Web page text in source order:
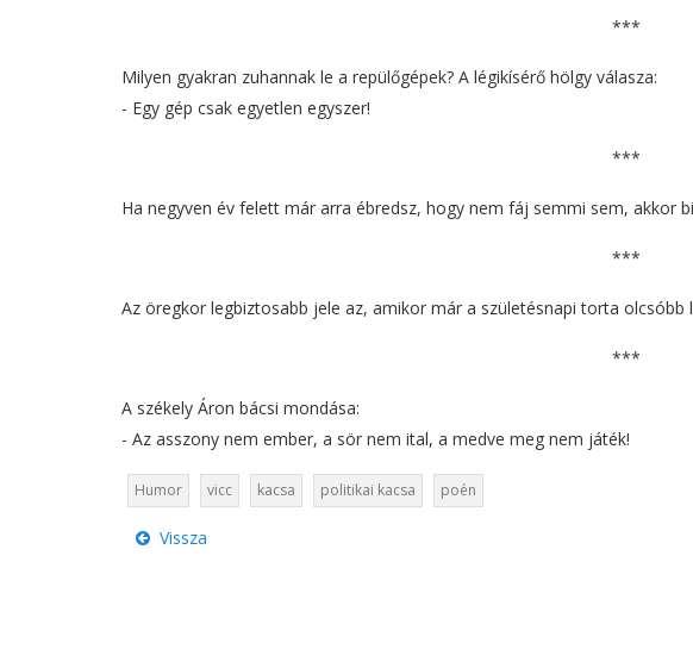
***
Milyen gyakran zuhannak le a repülőgépek? A légikísérő hölgy válasza:
- Egy gép csak egyetlen egyszer!
***
Ha negyven év felett már arra ébredsz, hogy nem fáj semmi sem, akkor
***
Az öregkor legbiztosabb jele az, amikor már a születésnapi torta olcsóbb
***
A székely Áron bácsi mondása:
- Az asszony nem ember, a sör nem ital, a medve meg nem játék!
Humor vicc kacsa politikai kacsa poén
Vissza